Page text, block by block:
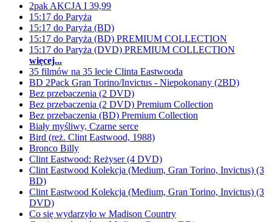
2pak AKCJA I 39,99
15:17 do Paryża
15:17 do Paryża (BD)
15:17 do Paryża (BD) PREMIUM COLLECTION
15:17 do Paryża (DVD) PREMIUM COLLECTION
więcej...
35 filmów na 35 lecie Clinta Eastwooda
BD 2Pack Gran Torino/Invictus - Niepokonany (2BD)
Bez przebaczenia (2 DVD)
Bez przebaczenia (2 DVD) Premium Collection
Bez przebaczenia (BD) Premium Collection
Biały myśliwy, Czarne serce
Bird (reż. Clint Eastwood, 1988)
Bronco Billy
Clint Eastwood: Reżyser (4 DVD)
Clint Eastwood Kolekcja (Medium, Gran Torino, Invictus) (3
BD)
Clint Eastwood Kolekcja (Medium, Gran Torino, Invictus) (3
DVD)
Co się wydarzyło w Madison Country